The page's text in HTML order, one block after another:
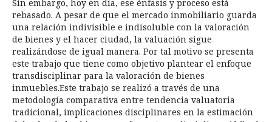
Sin embargo, hoy en día, ese énfasis y proceso está
rebasado. A pesar de que el mercado inmobiliario guarda
una relación indivisible e indisoluble con la valoración
de bienes y el hacer ciudad, la valuación sigue
realizándose de igual manera. Por tal motivo se presenta
este trabajo que tiene como objetivo plantear el enfoque
transdisciplinar para la valoración de bienes
inmuebles.Este trabajo se realizó a través de una
metodología comparativa entre tendencia valuatoria
tradicional, implicaciones disciplinares en la estimación